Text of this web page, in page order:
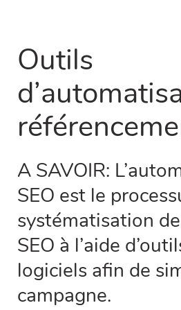
Outils
A SAVOIR:
SEO est le
systématisation
SEO à l’aide
logiciels afin de
campagne.